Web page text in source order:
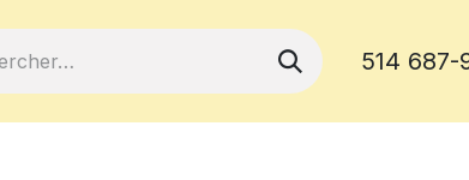
514 687-